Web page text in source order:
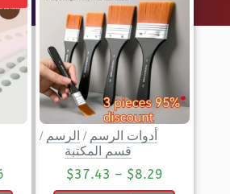
أدوات الرسم / الرسم /
قسم المكتبة
$8.29
–
$37.43